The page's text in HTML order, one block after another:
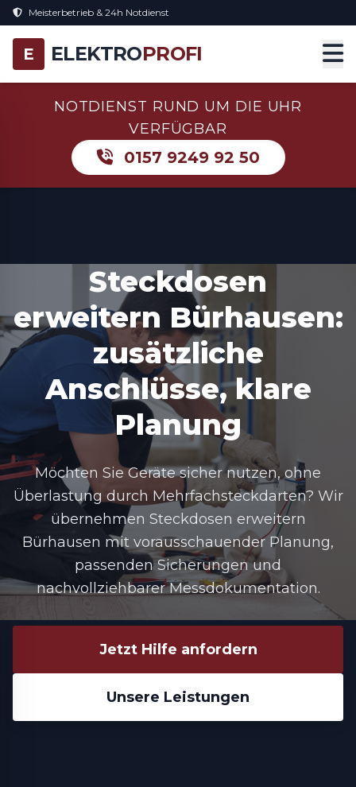
Meisterbetrieb & 24h Notdienst
E ELEKTROPROFI
NOTDIENST RUND UM DIE UHR
VERFÜGBAR
0157 9249 92 50
Steckdosen
erweitern Bürhausen:
zusätzliche
Anschlüsse, klare
Planung
Möchten Sie Geräte sicher nutzen, ohne
Überlastung durch Mehrfachsteckdarten? Wir
übernehmen Steckdosen erweitern
Bürhausen mit vorausschauender Planung,
passenden Sicherungen und
nachvollziehbarer Messdokumentation.
Jetzt Hilfe anfordern
Unsere Leistungen